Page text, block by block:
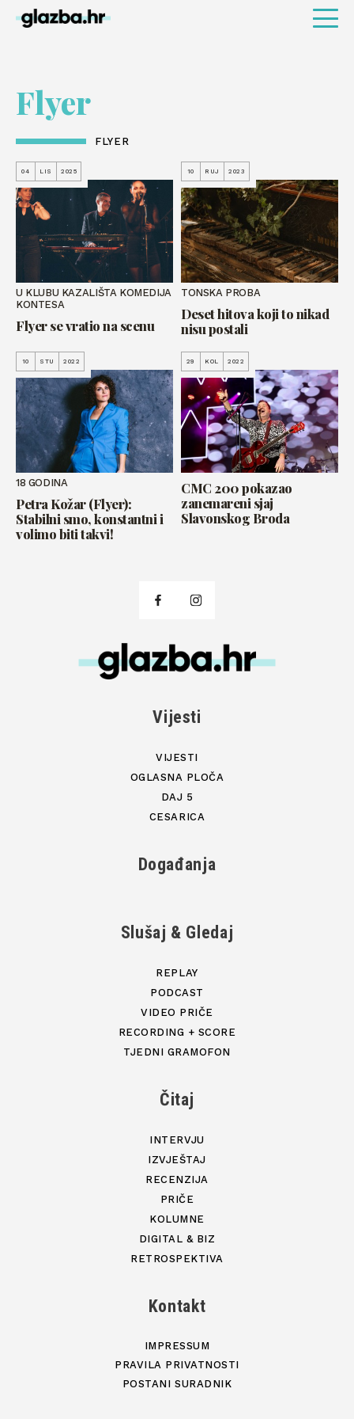
Flyer
FLYER
04 LIS 2025
U KLUBU KAZALIŠTA KOMEDIJA
KONTESA
Flyer se vratio na scenu
10 RUJ 2023
TONSKA PROBA
Deset hitova koji to nikad
nisu postali
10 STU 2022
18 GODINA
Petra Kožar (Flyer):
Stabilni smo, konstantni i
volimo biti takvi!
29 KOL 2022
CMC 200 pokazao
zanemareni sjaj
Slavonskog Broda
Vijesti
VIJESTI
OGLASNA PLOČA
DAJ 5
CESARICA
Događanja
Slušaj & Gledaj
REPLAY
PODCAST
VIDEO PRIČE
RECORDING + SCORE
TJEDNI GRAMOFON
Čitaj
INTERVJU
IZVJEŠTAJ
RECENZIJA
PRIČE
KOLUMNE
DIGITAL & BIZ
RETROSPEKTIVA
Kontakt
IMPRESSUM
PRAVILA PRIVATNOSTI
POSTANI SURADNIK